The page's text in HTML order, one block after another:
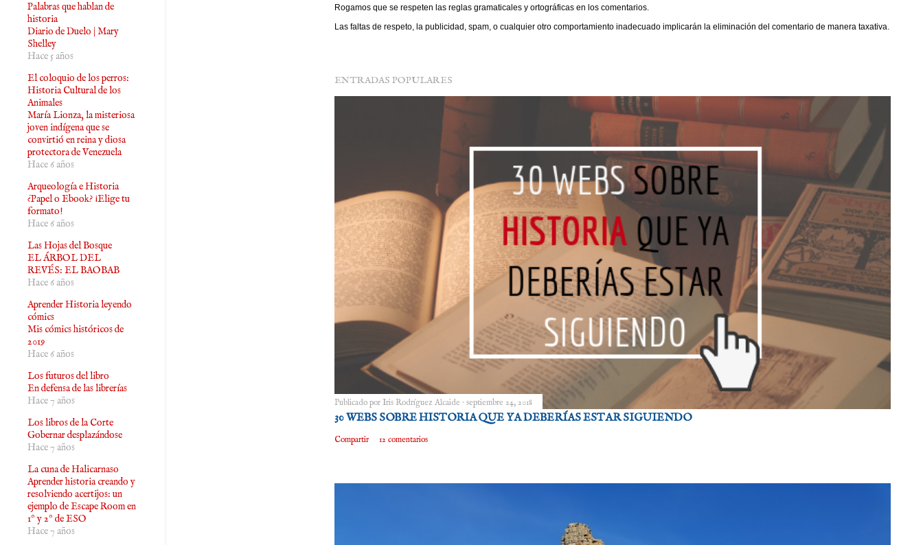
u
a
r
u
o
Rogamos que se respeten las reglas gramaticales y ortográficas en los comentarios.
Las faltas de respeto, la publicidad, spam, o cualquier otro comportamiento inadecuado implicarán la eliminación del comentario de manera taxativa.
ENTRADAS POPULARES
Publicado por Iris Rodríguez Alcaide septiembre 24, 2018
30 WEBS SOBRE HISTORIA QUE YA DEBERÍAS ESTAR SIGUIENDO
Compartir 12 comentarios
Palabras que hablan de
historia
Diario de Duelo | Mary
Shelley
Hace 5 años
El coloquio de los perros:
Historia Cultural de los
Animales
María Lionza, la misteriosa
joven indígena que se
convirtió en reina y diosa
protectora de Venezuela
Hace 6 años
Arqueología e Historia
¿Papel o Ebook? ¡Elige tu
formato!
Hace 6 años
Las Hojas del Bosque
EL ÁRBOL DEL
REVÉS: EL BAOBAB
Hace 6 años
Aprender Historia leyendo
cómics
Mis cómics históricos de
2019
Hace 6 años
Los futuros del libro
En defensa de las librerías
Hace 7 años
Los libros de la Corte
Gobernar desplazándose
Hace 7 años
La cuna de Halicarnaso
Aprender historia creando y
resolviendo acertijos: un
ejemplo de Escape Room en
1º y 2º de ESO
Hace 7 años